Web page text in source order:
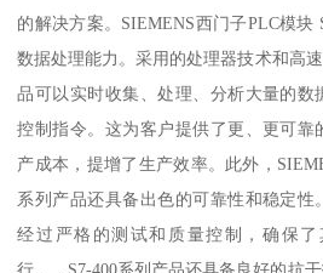
的解决方案。SIEMENS西门子PLC模块
数据处理能力。采用的处理器技术和高
品可以实时收集、处理、分析大量的数
控制指令。这为客户提供了更、更可靠
产成本，提增了生产效率。此外，
系列产品还具备出色的可靠性和稳定性
经过严格的测试和质量控制，确保